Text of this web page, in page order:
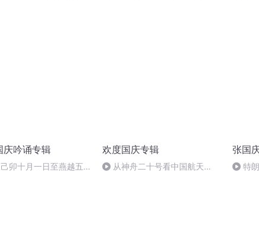
庆吟诵专辑
卯十月一日至燕越五
欢度国庆专辑
从神舟二十号看中国航天
张国
特